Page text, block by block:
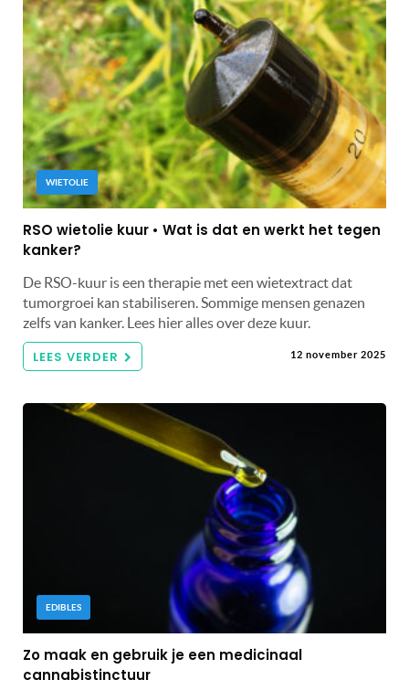
WIETOLIE
RSO wietolie kuur • Wat is dat en werkt het tegen
kanker?
De RSO-kuur is een therapie met een wietextract dat
tumorgroei kan stabiliseren. Sommige mensen genazen
zelfs van kanker. Lees hier alles over deze kuur.
LEES VERDER 12 november 2025
EDIBLES
Zo maak en gebruik je een medicinaal
cannabistinctuur